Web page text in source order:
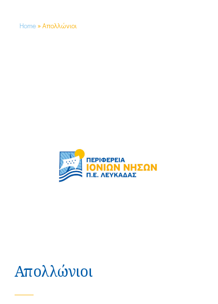
Home »Απολλώνιοι
Απολλώνιοι